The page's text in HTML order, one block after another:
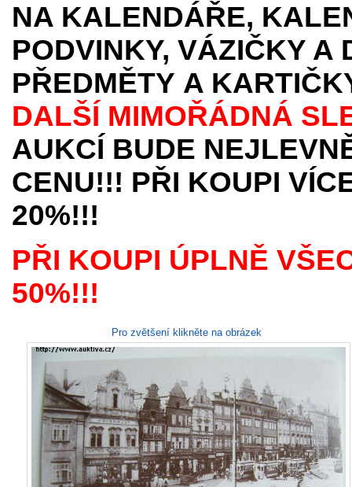
NA KALENDÁŘE,
PODVINKY, VÁZIČKY A
PŘEDMĚTY A
DALŠÍ MIMOŘÁDNÁ
AUKCÍ BUDE
CENU!!! PŘI KOUPI
20%!!!
PŘI KOUPI ÚPLNĚ
50%!!!
Pro zvětšení klikněte na obrázek